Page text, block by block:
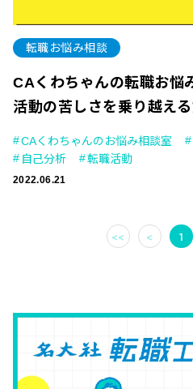
転職お悩み相談
CAくわちゃんの転職お悩
活動の苦しさを乗り越え
CAくわちゃんのお悩み相談室
自己分析
転職活動
2022.06.21
<< < 1